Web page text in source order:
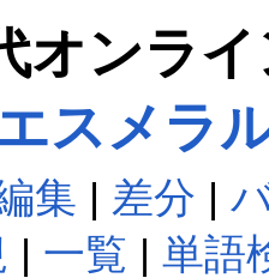
オンラ
スメラ
集 | 差分 |
| 一覧 | 単語